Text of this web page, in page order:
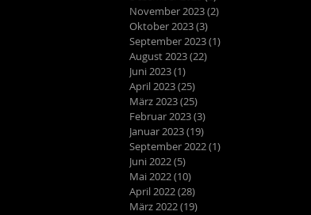
November 2023(2)
Oktober 2023(3)
September 2023(1)
August 2023(22)
Juni 2023(1)
April 2023(25)
März 2023(25)
Februar 2023(3)
Januar 2023(19)
September 2022(1)
Juni 2022(5)
Mai 2022(10)
April 2022(28)
März 2022(19)